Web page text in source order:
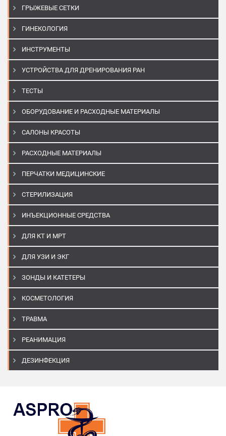
ГРЫЖЕВЫЕ СЕТКИ
ГИНЕКОЛОГИЯ
ИНСТРУМЕНТЫ
УСТРОЙСТВА ДЛЯ ДРЕНИРОВАНИЯ РАН
ТЕСТЫ
ОБОРУДОВАНИЕ И РАСХОДНЫЕ МАТЕРИАЛЫ
САЛОНЫ КРАСОТЫ
РАСХОДНЫЕ МАТЕРИАЛЫ
ПЕРЧАТКИ МЕДИЦИНСКИЕ
СТЕРИЛИЗАЦИЯ
ИНЪЕКЦИОННЫЕ СРЕДСТВА
ДЛЯ КТ И МРТ
ДЛЯ УЗИ И ЭКГ
ЗОНДЫ И КАТЕТЕРЫ
КОСМЕТОЛОГИЯ
ТРАВМА
РЕАНИМАЦИЯ
ДЕЗИНФЕКЦИЯ